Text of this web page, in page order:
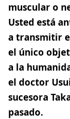
muscular o
Usted está
a transmitir
el único
a la
el doctor
sucesora
pasado.